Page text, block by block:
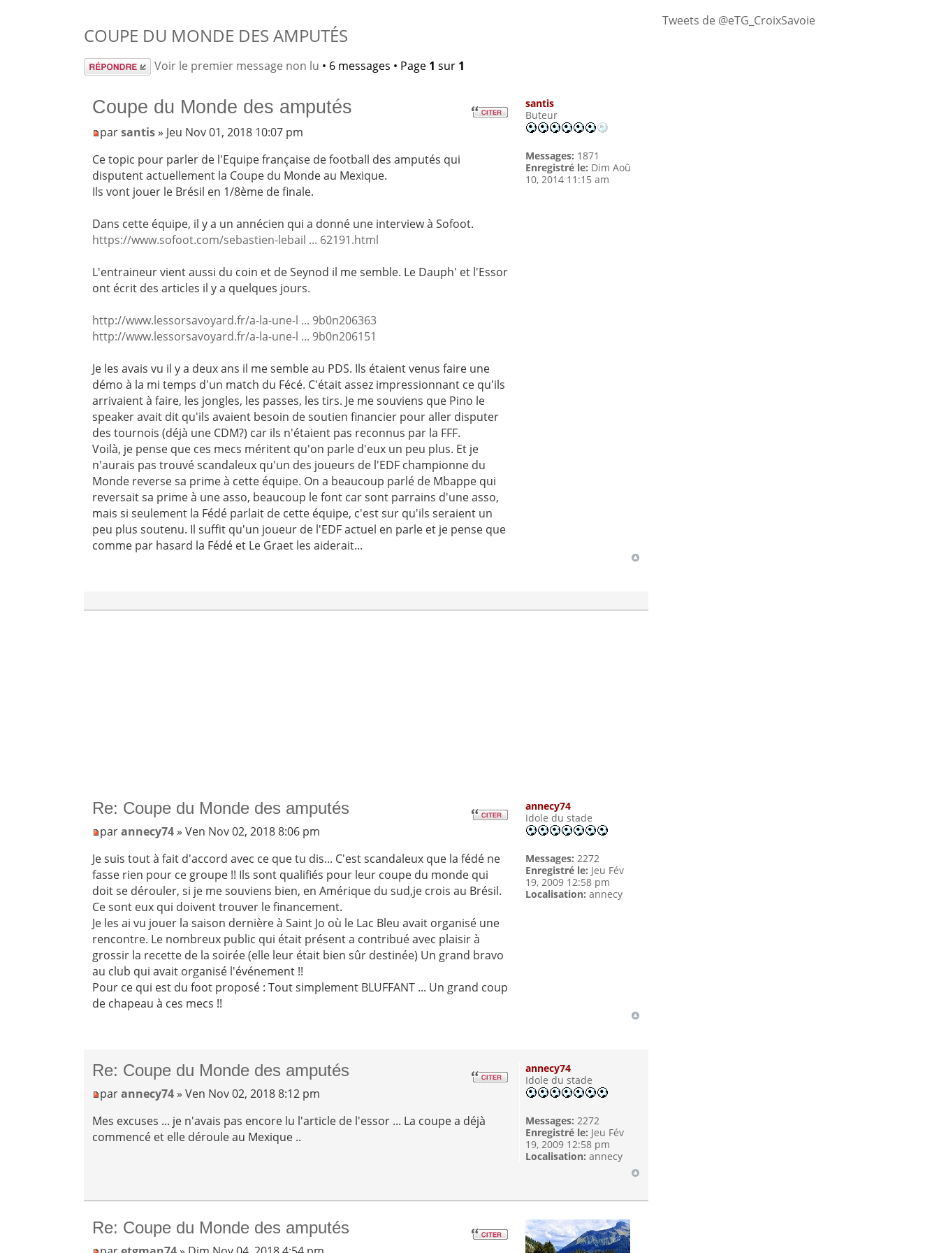
COUPE DU MONDE DES AMPUTÉS
Répondre Voir le premier message non lu • 6 messages • Page 1 sur 1
Coupe du Monde des amputés
parsantis» Jeu Nov 01, 2018 10:07 pm
Ce topic pour parler de l'Equipe française de football des amputés qui
disputent actuellement la Coupe du Monde au Mexique.
Ils vont jouer le Brésil en 1/8ème de finale.
Dans cette équipe, il y a un annécien qui a donné une interview à Sofoot.
https://www.sofoot.com/sebastien-lebail ... 62191.html
L'entraineur vient aussi du coin et de Seynod il me semble. Le Dauph' et l'Essor
ont écrit des articles il y a quelques jours.
http://www.lessorsavoyard.fr/a-la-une-l ... 9b0n206363
http://www.lessorsavoyard.fr/a-la-une-l ... 9b0n206151
Je les avais vu il y a deux ans il me semble au PDS. Ils étaient venus faire une
démo à la mi temps d'un match du Fécé. C'était assez impressionnant ce qu'ils
arrivaient à faire, les jongles, les passes, les tirs. Je me souviens que Pino le
speaker avait dit qu'ils avaient besoin de soutien financier pour aller disputer
des tournois (déjà une CDM?) car ils n'étaient pas reconnus par la FFF.
Voilà, je pense que ces mecs méritent qu'on parle d'eux un peu plus. Et je
n'aurais pas trouvé scandaleux qu'un des joueurs de l'EDF championne du
Monde reverse sa prime à cette équipe. On a beaucoup parlé de Mbappe qui
reversait sa prime à une asso, beaucoup le font car sont parrains d'une asso,
mais si seulement la Fédé parlait de cette équipe, c'est sur qu'ils seraient un
peu plus soutenu. Il suffit qu'un joueur de l'EDF actuel en parle et je pense que
comme par hasard la Fédé et Le Graet les aiderait...
santis
Buteur
Messages: 1871
Enregistré le: Dim Aoû
10, 2014 11:15 am
Re: Coupe du Monde des amputés
parannecy74» Ven Nov 02, 2018 8:06 pm
Je suis tout à fait d'accord avec ce que tu dis... C'est scandaleux que la fédé ne
fasse rien pour ce groupe !! Ils sont qualifiés pour leur coupe du monde qui
doit se dérouler, si je me souviens bien, en Amérique du sud,je crois au Brésil.
Ce sont eux qui doivent trouver le financement.
Je les ai vu jouer la saison dernière à Saint Jo où le Lac Bleu avait organisé une
rencontre. Le nombreux public qui était présent a contribué avec plaisir à
grossir la recette de la soirée (elle leur était bien sûr destinée) Un grand bravo
au club qui avait organisé l'événement !!
Pour ce qui est du foot proposé : Tout simplement BLUFFANT ... Un grand coup
de chapeau à ces mecs !!
annecy74
Idole du stade
Messages: 2272
Enregistré le: Jeu Fév
19, 2009 12:58 pm
Localisation: annecy
Re: Coupe du Monde des amputés
parannecy74 » Ven Nov 02, 2018 8:12 pm
Mes excuses ... je n'avais pas encore lu l'article de l'essor ... La coupe a déjà
commencé et elle déroule au Mexique ..
annecy74
Idole du stade
Messages: 2272
Enregistré le: Jeu Fév
19, 2009 12:58 pm
Localisation: annecy
Re: Coupe du Monde des amputés
Tweets de @eTG_CroixSavoie